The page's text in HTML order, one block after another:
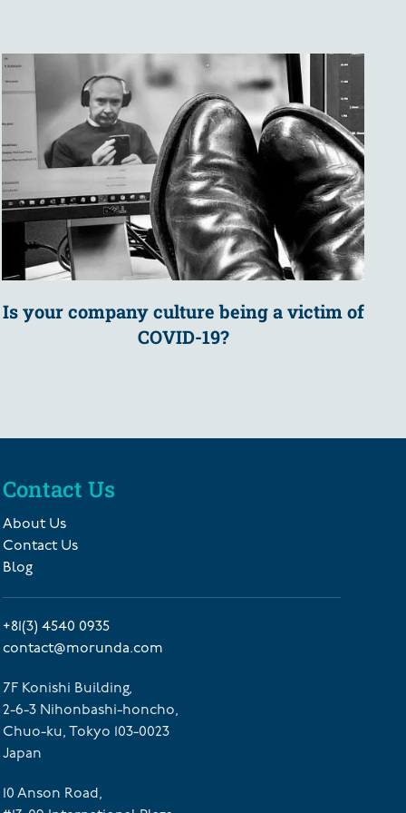
Is your company culture being a victim of
COVID-19?
Contact Us
About Us
Contact Us
Blog
+81(3) 4540 0935
contact@morunda.com
7F Konishi Building,
2-6-3 Nihonbashi-honcho,
Chuo-ku, Tokyo 103-0023
Japan
10 Anson Road,